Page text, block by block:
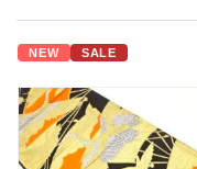
NEW SALE